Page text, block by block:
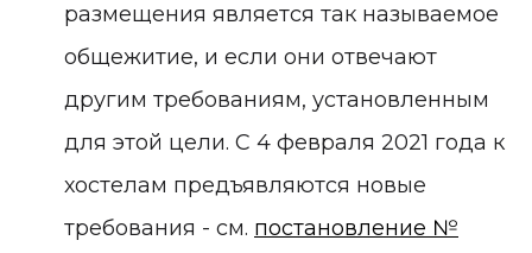
размещения является так называемое
общежитие, и если они отвечают
другим требованиям, установленным
для этой цели. С 4 февраля 2021 года к
хостелам предъявляются новые
требования - см. постановление №